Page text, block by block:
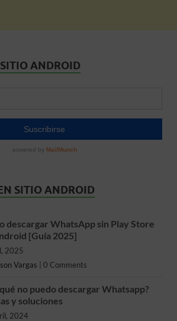
ANDROID
SITIO ANDROID
descargar WhatsApp sin Play Store
[Guía 2025]
2025
Vargas 0 Comments
no puedo descargar Whatsapp?
y soluciones
2024